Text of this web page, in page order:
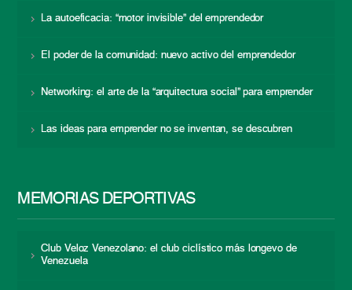
La autoeficacia: “motor invisible” del emprendedor
El poder de la comunidad: nuevo activo del emprendedor
Networking: el arte de la “arquitectura social” para emprender
Las ideas para emprender no se inventan, se descubren
MEMORIAS DEPORTIVAS
Club Veloz Venezolano: el club ciclístico más longevo de
Venezuela